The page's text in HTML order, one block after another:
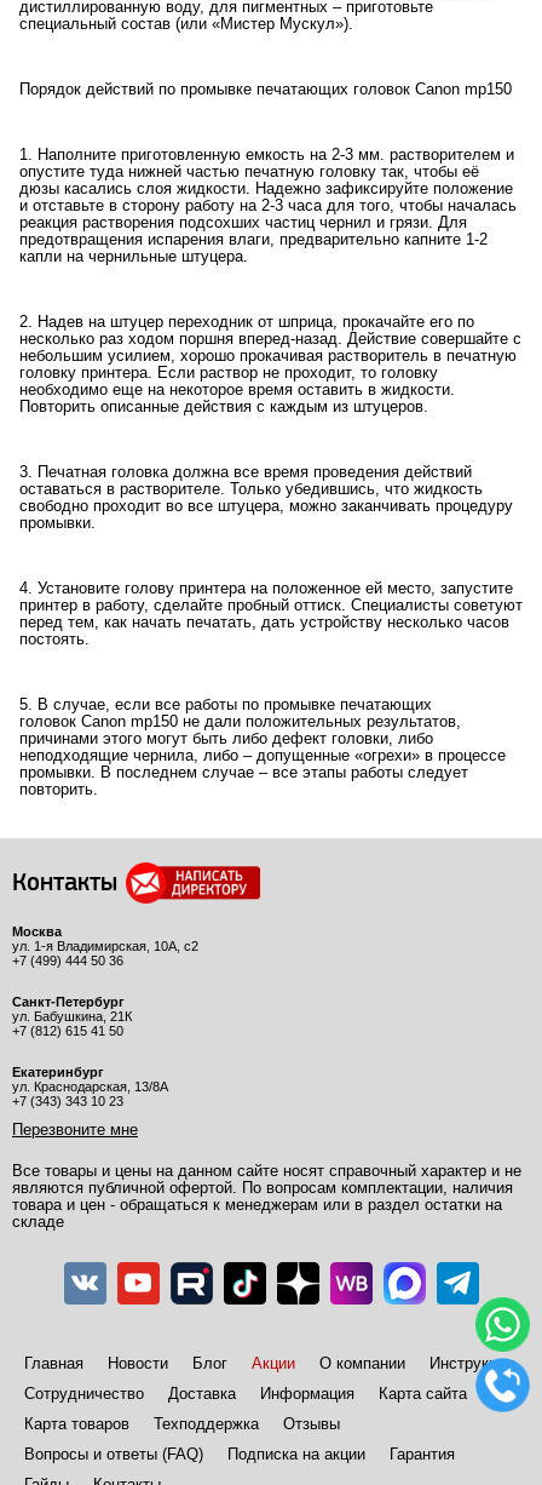
дистиллированную воду, для пигментных – приготовьте
специальный состав (или «Мистер Мускул»).
Порядок действий по промывке печатающих головок Canon mp150
1. Наполните приготовленную емкость на 2-3 мм. растворителем и
опустите туда нижней частью печатную головку так, чтобы её
дюзы касались слоя жидкости. Надежно зафиксируйте положение
и отставьте в сторону работу на 2-3 часа для того, чтобы началась
реакция растворения подсохших частиц чернил и грязи. Для
предотвращения испарения влаги, предварительно капните 1-2
капли на чернильные штуцера.
2. Надев на штуцер переходник от шприца, прокачайте его по
несколько раз ходом поршня вперед-назад. Действие совершайте с
небольшим усилием, хорошо прокачивая растворитель в печатную
головку принтера. Если раствор не проходит, то головку
необходимо еще на некоторое время оставить в жидкости.
Повторить описанные действия с каждым из штуцеров.
3. Печатная головка должна все время проведения действий
оставаться в растворителе. Только убедившись, что жидкость
свободно проходит во все штуцера, можно заканчивать процедуру
промывки.
4. Установите голову принтера на положенное ей место, запустите
принтер в работу, сделайте пробный оттиск. Специалисты советуют
перед тем, как начать печатать, дать устройству несколько часов
постоять.
5. В случае, если все работы по промывке печатающих
головок Canon mp150 не дали положительных результатов,
причинами этого могут быть либо дефект головки, либо
неподходящие чернила, либо – допущенные «огрехи» в процессе
промывки. В последнем случае – все этапы работы следует
повторить.
Контакты
Москва
ул. 1-я Владимирская, 10А, с2
+7 (499) 444 50 36
Санкт-Петербург
ул. Бабушкина, 21К
+7 (812) 615 41 50
Екатеринбург
ул. Краснодарская, 13/8А
+7 (343) 343 10 23
Перезвоните мне
Все товары и цены на данном сайте носят справочный характер и не
являются публичной офертой. По вопросам комплектации, наличия
товара и цен - обращаться к менеджерам или в раздел остатки на
складе
Главная Новости Блог Акции О компании
Инструкции
Сотрудничество
Доставка Информация
Карта сайта
Карта товаров
Техподдержка
Отзывы
Вопросы и ответы (FAQ)
Подписка на акции
Гарантия